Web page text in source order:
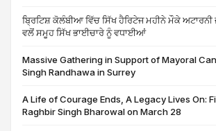
ਬ੍ਰਿਟਿਸ਼ ਕੋਲੰਬੀਆ ਵਿੱਚ ਸਿੱਖ ਹੈਰਿਟੇਜ ਮਹੀਨੇ ਮੌਕੇ ਅਟਾਰਨੀ
ਵਲੋਂ ਸਮੂਹ ਸਿੱਖ ਭਾਈਚਾਰੇ ਨੂੰ ਵਧਾਈਆਂ
Massive Gathering in Support of Mayoral
Singh Randhawa in Surrey
A Life of Courage Ends, A Legacy Lives On:
Raghbir Singh Bharowal on March 28